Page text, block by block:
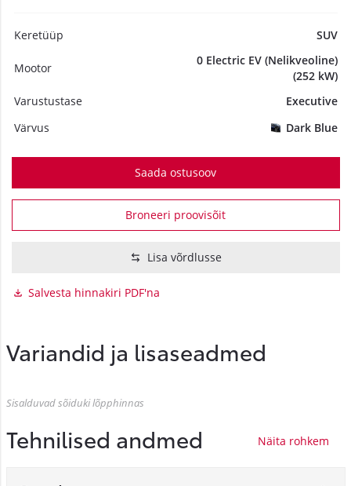
Keretüüp SUV
Mootor
0 Electric EV (Nelikveoline)
(252 kW)
Varustustase
Executive
Värvus
Dark Blue
Saada ostusoov
Broneeri proovisõit
Lisa võrdlusse
Salvesta hinnakiri PDF'na
Variandid ja lisaseadmed
Sisalduvad sõiduki lõpphinnas
Tehnilised andmed